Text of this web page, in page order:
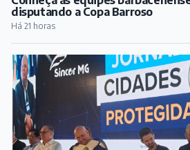
Há 22 horas